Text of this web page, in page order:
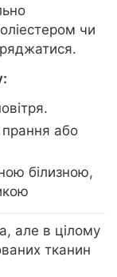
чи
прання або
білизною,
але в цілому
тканин